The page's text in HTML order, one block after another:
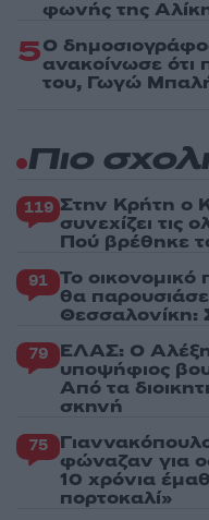
φωνής της
5Ο
ανακοίνωσε ότι
του, Γωγώ
Πιο
119 Στην Κρήτη ο
συνεχίζει τις
Πού βρέθηκε
91 Το
θα
Θεσσαλονίκη:
79 ΕΛΑΣ: Ο
υποψήφιος
Από τα
σκηνή
75
φώναζαν για
10 χρόνια
πορτοκαλί»